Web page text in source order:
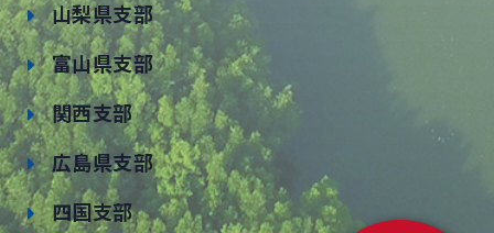
山梨県支部
富山県支部
関西支部
広島県支部
四国支部